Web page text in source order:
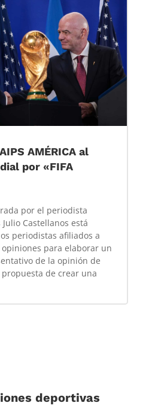
AMÉRICA al
por «FIFA
por el periodista
Castellanos está
periodistas afiliados a
para elaborar un
de la opinión de
de crear una
deportivas